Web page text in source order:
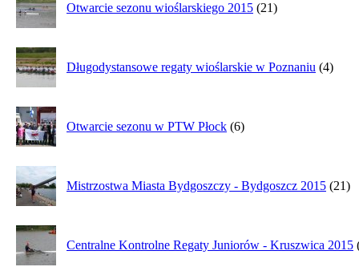
Otwarcie sezonu wioślarskiego 2015 (21)
Długodystansowe regaty wioślarskie w Poznaniu (4)
Otwarcie sezonu w PTW Płock (6)
Mistrzostwa Miasta Bydgoszczy - Bydgoszcz 2015 (21)
Centralne Kontrolne Regaty Juniorów - Kruszwica 2015